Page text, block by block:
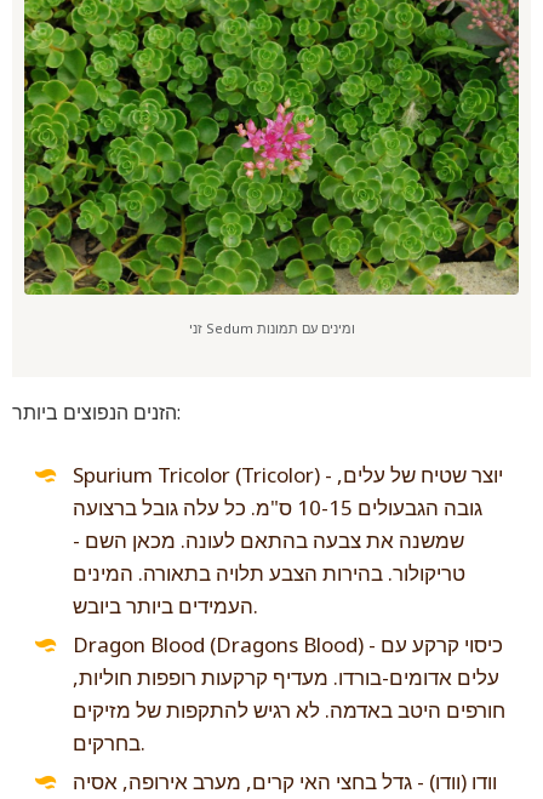
זני Sedum ומינים עם תמונות
הזנים הנפוצים ביותר:
Spurium Tricolor (Tricolor) - יוצר שטיח של עלים,
גובה הגבעולים 10-15 ס"מ. כל עלה גובל ברצועה
שמשנה את צבעה בהתאם לעונה. מכאן השם -
טריקולור. בהירות הצבע תלויה בתאורה. המינים
העמידים ביותר ביובש.
Dragon Blood (Dragons Blood) - כיסוי קרקע עם
עלים אדומים-בורדו. מעדיף קרקעות רופפות חוליות,
חורפים היטב באדמה. לא רגיש להתקפות של מזיקים
בחרקים.
וודו (וודו) - גדל בחצי האי קרים, מערב אירופה, אסיה